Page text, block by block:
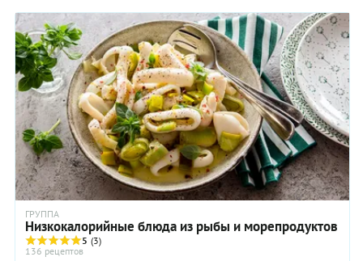
ГРУППА
Низкокалорийные блюда из рыбы и морепродуктов
5 (3)
136 рецептов